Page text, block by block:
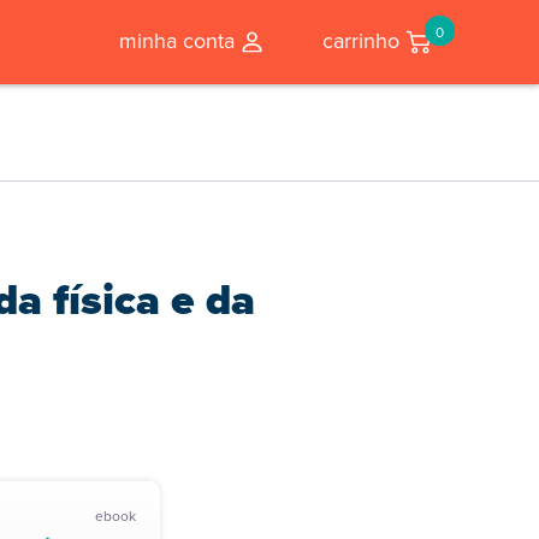
minha conta carrinho 0
física e da
ebook